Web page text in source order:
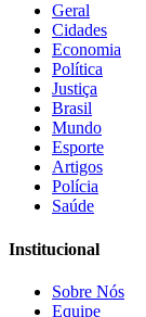
Geral
Cidades
Economia
Política
Justiça
Brasil
Mundo
Esporte
Artigos
Polícia
Saúde
Institucional
Sobre Nós
Equipe